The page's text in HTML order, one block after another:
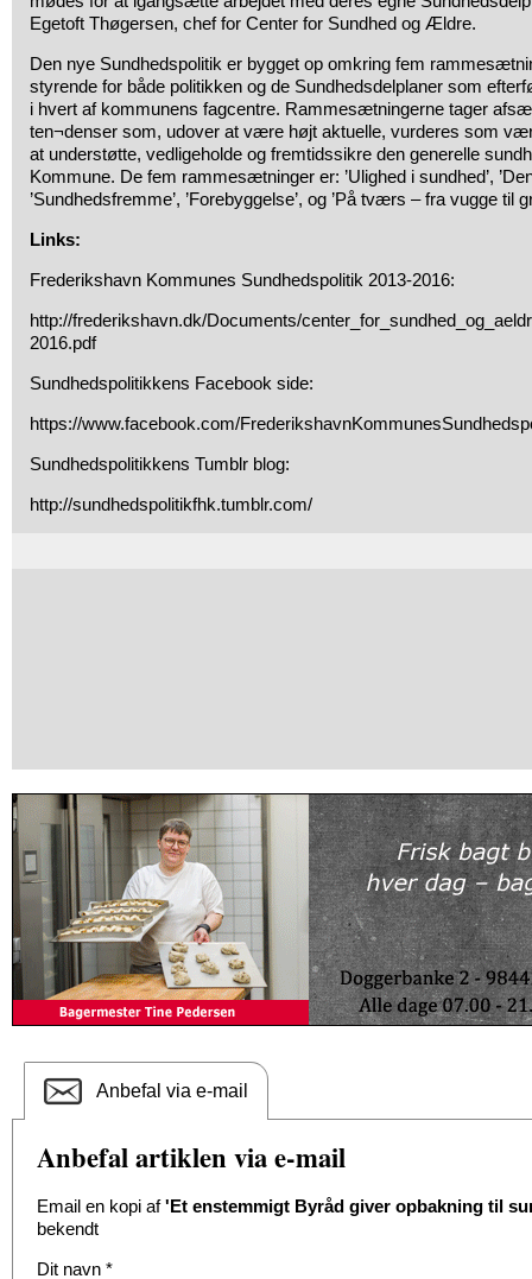
Egetoft Thøgersen, chef for Center for Sundhed og Ældre.
Den nye Sundhedspolitik er bygget op omkring fem
styrende for både politikken og de Sundhedsdelplaner som
i hvert af kommunens fagcentre. Rammesætningerne tager
ten¬denser som, udover at være højt aktuelle, vurderes som
at understøtte, vedligeholde og fremtidssikre den generelle
Kommune. De fem rammesætninger er: ’Ulighed i sundhed’,
’Sundhedsfremme’, ’Forebyggelse’, og ’På tværs – fra vugge til
Links:
Frederikshavn Kommunes Sundhedspolitik 2013-2016:
http://frederikshavn.dk/Documents/
2016.pdf
Sundhedspolitikkens Facebook side:
https://www.facebook.com/
Sundhedspolitikkens Tumblr blog:
http://sundhedspolitikfhk.tumblr.com/
Anbefal via e-mail
Anbefal artiklen via e-mail
Email en kopi af'Et enstemmigt Byråd giver opbakning til
bekendt
Dit navn *